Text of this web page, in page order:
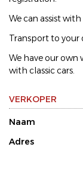
We can assist
Transport to your
We have our own
with classic cars.
VERKOPER
Naam
Adres